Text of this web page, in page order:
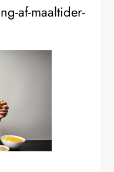
af-maaltider-